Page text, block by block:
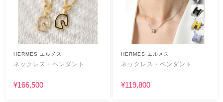
HERMES エルメス
ネックレス・ペンダント
¥166,500
HERMES エルメス
ネックレス・ペンダント
¥119,800